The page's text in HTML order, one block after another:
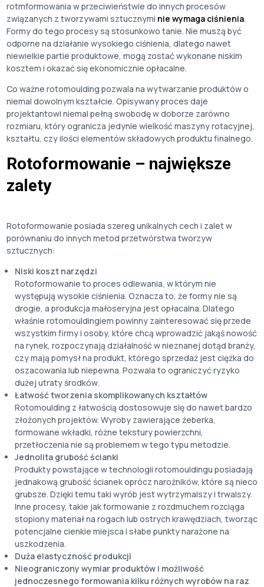
rotmformowania w przeciwieństwie do innych procesów
związanych z tworzywami sztucznymi nie wymaga ciśnienia.
Formy do tego procesy są stosunkowo tanie. Nie muszą być
odporne na działanie wysokiego ciśnienia, dlatego nawet
niewielkie partie produktowe, mogą zostać wykonane niskim
kosztem i okazać się ekonomicznie opłacalne.
Co ważne rotomoulding pozwala na wytwarzanie produktów o
niemal dowolnym kształcie. Opisywany proces daje
projektantowi niemal pełną swobodę w doborze zarówno
rozmiaru, który ogranicza jedynie wielkość maszyny rotacyjnej,
kształtu, czy ilości elementów składowych produktu finalnego.
Rotoformowanie – największe
zalety
Rotoformowanie posiada szereg unikalnych cech i zalet w
porównaniu do innych metod przetwórstwa tworzyw
sztucznych:
Niski koszt narzędzi
Rotoformowanie to proces odlewania, w którym nie
występują wysokie ciśnienia. Oznacza to, że formy nie są
drogie, a produkcja małoseryjna jest opłacalna. Dlatego
właśnie rotomouldingiem powinny zainteresować się przede
wszystkim firmy i osoby, które chcą wprowadzić jakąś nowość
na rynek, rozpoczynają działalność w nieznanej dotąd branży,
czy mają pomysł na produkt, którego sprzedaż jest ciężka do
oszacowania lub niepewna. Pozwala to ograniczyć ryzyko
dużej utraty środków.
Łatwość tworzenia skomplikowanych kształtów
Rotomoulding z łatwością dostosowuje się do nawet bardzo
złożonych projektów. Wyroby zawierające żeberka,
formowane wkładki, różne tekstury powierzchni,
przetłoczenia nie są problemem w tego typu metodzie.
Jednolita grubość ścianki
Produkty powstające w technologii rotomouldingu posiadają
jednakową grubość ścianek oprócz narożników, które są nieco
grubsze. Dzięki temu taki wyrób jest wytrzymalszy i trwalszy.
Inne procesy, takie jak formowanie z rozdmuchem rozciąga
stopiony materiał na rogach lub ostrych krawędziach, tworząc
potencjalne cienkie miejsca i słabe punkty narażone na
uszkodzenia.
Duża elastyczność produkcji
Nieograniczony wymiar produktów i możliwość
jednoczesnego formowania kilku różnych wyrobów na raz